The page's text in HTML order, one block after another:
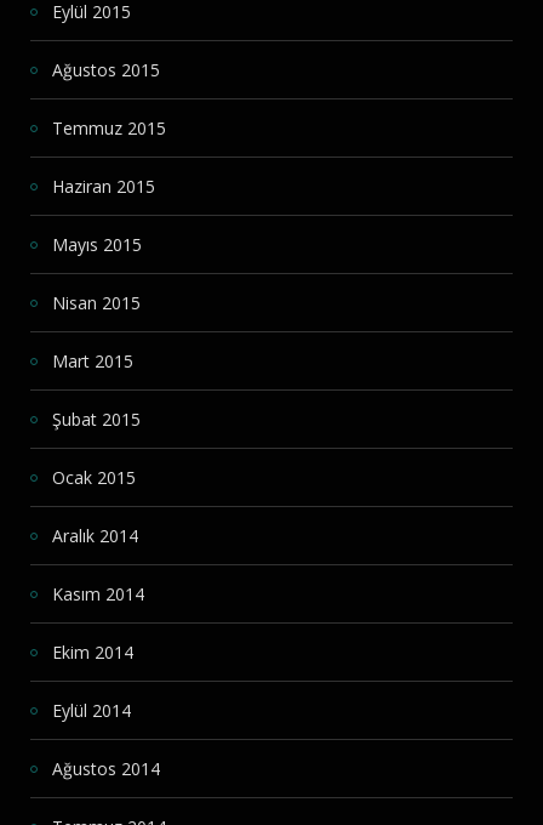
Eylül 2015
Ağustos 2015
Temmuz 2015
Haziran 2015
Mayıs 2015
Nisan 2015
Mart 2015
Şubat 2015
Ocak 2015
Aralık 2014
Kasım 2014
Ekim 2014
Eylül 2014
Ağustos 2014